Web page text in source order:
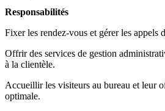
Responsabilités
Fixer les rendez-vous et gérer les appels
Offrir des services de gestion
à la clientèle.
Accueillir les visiteurs au bureau et leur
optimale.